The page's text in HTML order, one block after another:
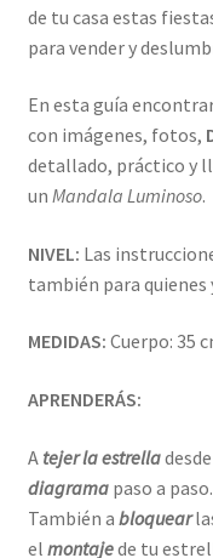
de tu casa estas
para vender y
En esta guía
con imágenes, fotos,
detallado, práctico y
un Mandala Luminoso.
NIVEL: Las
también para quienes
MEDIDAS: Cuerpo: 35
APRENDERÁS:
A tejer la estrella
diagramapaso a paso.
También a bloquear
el montajede tu